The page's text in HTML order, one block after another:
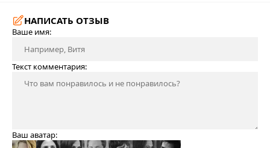
НАПИСАТЬ ОТЗЫВ
Ваше имя:
Текст комментария:
Ваш аватар: